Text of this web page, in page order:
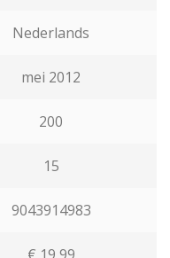
Nederlands
mei 2012
200
15
9043914983